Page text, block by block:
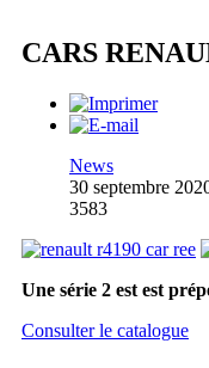
CARS
News
30 septembre
3583
Une série 2 est est
Consulter le catalogue